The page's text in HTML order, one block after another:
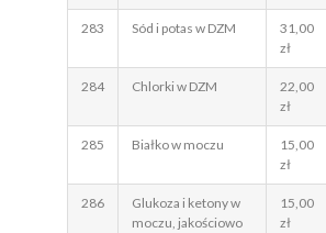
283 Sód i potas w DZM
31,00
zł
284 Chlorki w DZM
22,00
zł
285 Białko w moczu
15,00
zł
286
Glukoza i ketony w
moczu, jakościowo
15,00
zł